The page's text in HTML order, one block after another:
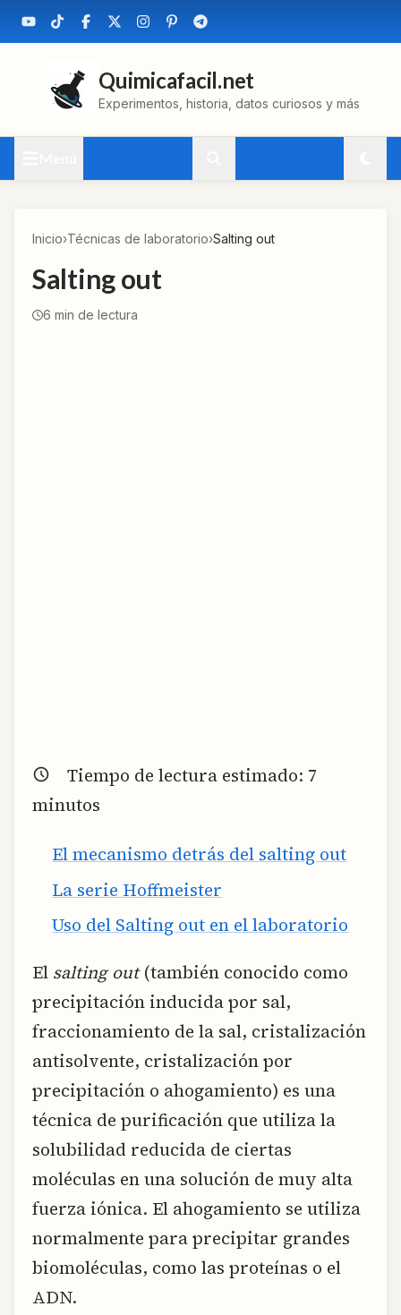
Quimicafacil.net
Experimentos, historia, datos curiosos y más
Inicio›Técnicas de laboratorio›Salting out
Salting out
6 min de lectura
Tiempo de lectura estimado: 7
minutos
El mecanismo detrás del salting out
La serie Hoffmeister
Uso del Salting out en el laboratorio
El salting out(también conocido como
precipitación inducida por sal,
fraccionamiento de la sal, cristalización
antisolvente, cristalización por
precipitación o ahogamiento) es una
técnica de purificación que utiliza la
solubilidad reducida de ciertas
moléculas en una solución de muy alta
fuerza iónica. El ahogamiento se utiliza
normalmente para precipitar grandes
biomoléculas, como las proteínas o el
ADN.